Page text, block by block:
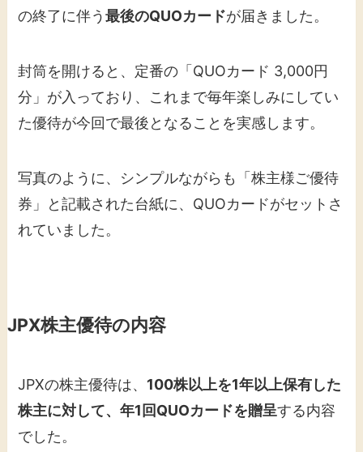
の終了に伴う最後のQUOカードが届きました。
封筒を開けると、定番の「QUOカード 3,000円
分」が入っており、これまで毎年楽しみにしてい
た優待が今回で最後となることを実感します。
写真のように、シンプルながらも「株主様ご優待
券」と記載された台紙に、QUOカードがセットさ
れていました。
JPX株主優待の内容
JPXの株主優待は、 100株以上を1年以上保有した
株主に対して、年1回QUOカードを贈呈する内容
でした。